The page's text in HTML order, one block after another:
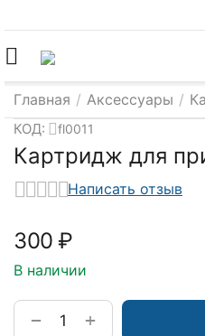
Главная / Аксессуары /
КОД: fl0011
Картридж для
Написать отзыв
‍300‍ ₽
В наличии
+
−